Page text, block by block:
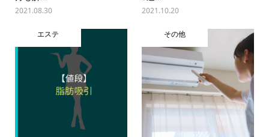
2021.08.30 2021.10.20
エステ その他